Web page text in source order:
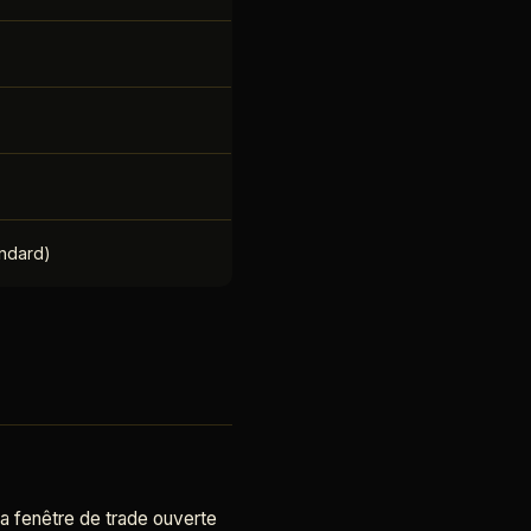
fenêtre de trade ouverte